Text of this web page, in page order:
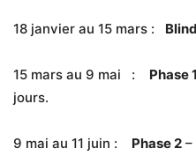
18 janvier au 15 mars :
15 mars au 9 mai : Phase 1
jours.
9 mai au 11 juin : Phase 2 –